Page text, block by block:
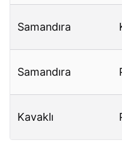
Samandıra
Samandıra
Kavaklı